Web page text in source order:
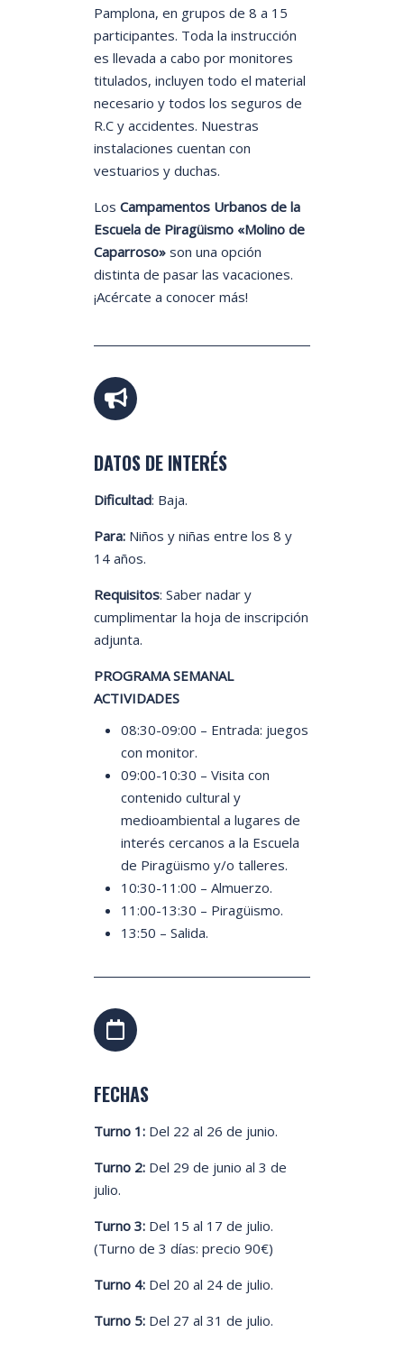
Pamplona, en grupos de 8 a 15
participantes. Toda la instrucción
es llevada a cabo por monitores
titulados, incluyen todo el material
necesario y todos los seguros de
R.C y accidentes. Nuestras
instalaciones cuentan con
vestuarios y duchas.
Los Campamentos Urbanos de la
Escuela de Piragüismo «Molino de
Caparroso» son una opción
distinta de pasar las vacaciones.
¡Acércate a conocer más!
DATOS DE INTERÉS
Dificultad: Baja.
Para: Niños y niñas entre los 8 y
14 años.
Requisitos: Saber nadar y
cumplimentar la hoja de inscripción
adjunta.
PROGRAMA SEMANAL
ACTIVIDADES
08:30-09:00 – Entrada: juegos
con monitor.
09:00-10:30 – Visita con
contenido cultural y
medioambiental a lugares de
interés cercanos a la Escuela
de Piragüismo y/o talleres.
10:30-11:00 – Almuerzo.
11:00-13:30 – Piragüismo.
13:50 – Salida.
FECHAS
Turno 1: Del 22 al 26 de junio.
Turno 2: Del 29 de junio al 3 de
julio.
Turno 3: Del 15 al 17 de julio.
(Turno de 3 días: precio 90€)
Turno 4: Del 20 al 24 de julio.
Turno 5: Del 27 al 31 de julio.